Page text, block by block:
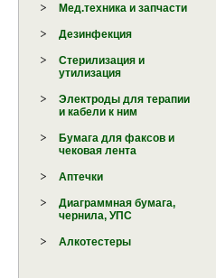
Мед.техника и запчасти
Дезинфекция
Стерилизация и
утилизация
Электроды для терапии
и кабели к ним
Бумага для факсов и
чековая лента
Аптечки
Диаграммная бумага,
чернила, УПС
Алкотестеры